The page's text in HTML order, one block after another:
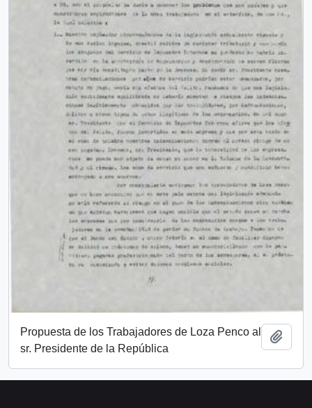
Propuesta de los Trabajadores de Loza Penco al
sr. Presidente de la República